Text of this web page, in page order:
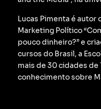
Lucas Pimenta é autor
Marketing Político
pouco dinheiro?” e
cursos do Brasil, a
mais de 30 cidades de
conhecimento sobre